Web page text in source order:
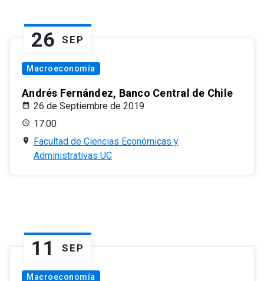
26 SEP
Macroeconomía
Andrés Fernández, Banco Central de Chile
26 de Septiembre de 2019
17:00
Facultad de Ciencias Económicas y
Administrativas UC
11 SEP
Macroeconomía